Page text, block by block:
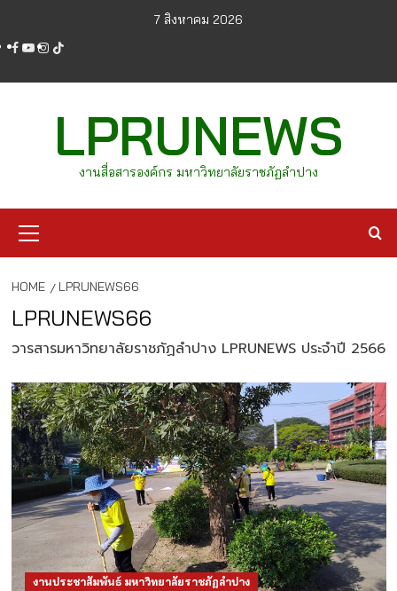
content
7 สิงหาคม 2026
facebook
youtube
instagram
tiktok
LPRUNEWS
งานสื่อสารองค์กร มหาวิทยาลัยราชภัฏลำปาง
Menu
HOME LPRUNEWS66
LPRUNEWS66
วารสารมหาวิทยาลัยราชภัฏลำปาง LPRUNEWS ประจำปี 2566
งานประชาสัมพันธ์ มหาวิทยาลัยราชภัฏลำปาง